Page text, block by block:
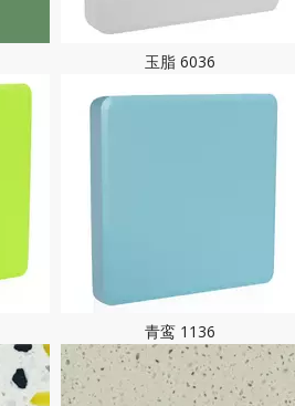
玉脂 6036
青鸾 1136